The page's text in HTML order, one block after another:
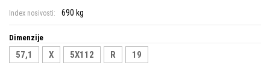
Index nosivosti: 690 kg
Dimenzije
57,1 X 5X112 R 19